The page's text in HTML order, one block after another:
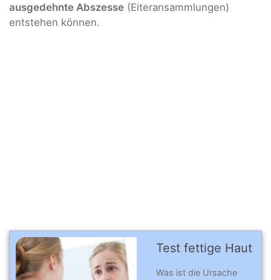
ausgedehnte Abszesse (Eiteransammlungen)
entstehen können.
Test fettige Haut
Was ist die Ursache